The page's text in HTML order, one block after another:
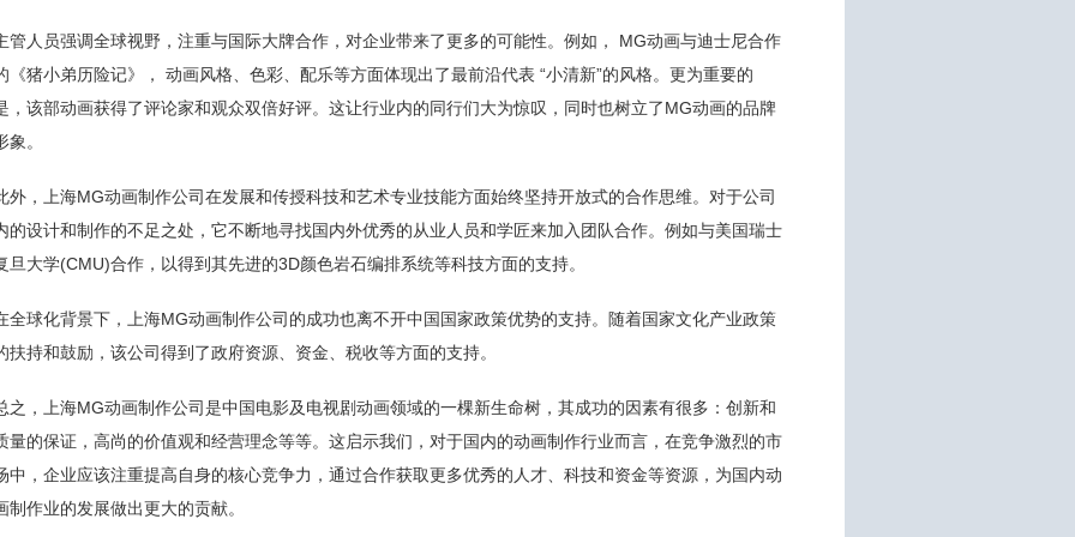
管人员强调全球视野，注重与国际大牌合作，对企业带来了更多的可能性。例如， MG动画与迪士尼合作
《猪小弟历险记》， 动画风格、色彩、配乐等方面体现出了最前沿代表 “小清新”的风格。更为重要的
，该部动画获得了评论家和观众双倍好评。这让行业内的同行们大为惊叹，同时也树立了MG动画的品牌
象。
外，上海MG动画制作公司在发展和传授科技和艺术专业技能方面始终坚持开放式的合作思维。对于公司
的设计和制作的不足之处，它不断地寻找国内外优秀的从业人员和学匠来加入团队合作。例如与美国瑞士
旦大学(CMU)合作，以得到其先进的3D颜色岩石编排系统等科技方面的支持。
全球化背景下，上海MG动画制作公司的成功也离不开中国国家政策优势的支持。随着国家文化产业政策
扶持和鼓励，该公司得到了政府资源、资金、税收等方面的支持。
之，上海MG动画制作公司是中国电影及电视剧动画领域的一棵新生命树，其成功的因素有很多：创新和
量的保证，高尚的价值观和经营理念等等。这启示我们，对于国内的动画制作行业而言，在竞争激烈的市
中，企业应该注重提高自身的核心竞争力，通过合作获取更多优秀的人才、科技和资金等资源，为国内动
制作业的发展做出更大的贡献。